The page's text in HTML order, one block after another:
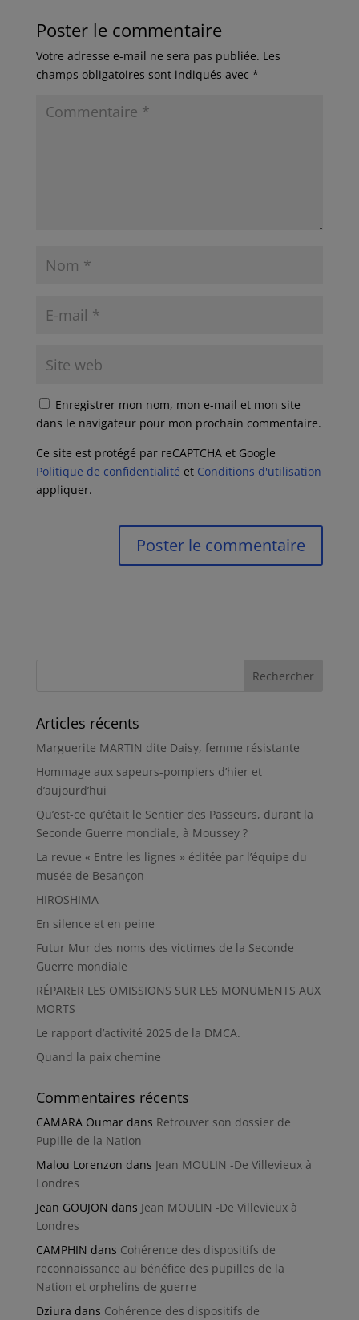
Poster le commentaire
Votre adresse e-mail ne sera pas publiée. Les
champs obligatoires sont indiqués avec *
Enregistrer mon nom, mon e-mail et mon site
dans le navigateur pour mon prochain commentaire.
Ce site est protégé par reCAPTCHA et Google
Politique de confidentialité et Conditions d'utilisation
appliquer.
Articles récents
Marguerite MARTIN dite Daisy, femme résistante
Hommage aux sapeurs-pompiers d’hier et
d’aujourd’hui
Qu’est-ce qu’était le Sentier des Passeurs, durant la
Seconde Guerre mondiale, à Moussey ?
La revue « Entre les lignes » éditée par l’équipe du
musée de Besançon
HIROSHIMA
En silence et en peine
Futur Mur des noms des victimes de la Seconde
Guerre mondiale
RÉPARER LES OMISSIONS SUR LES MONUMENTS AUX
MORTS
Le rapport d’activité 2025 de la DMCA.
Quand la paix chemine
Commentaires récents
CAMARA Oumardans Retrouver son dossier de
Pupille de la Nation
Malou Lorenzon dans Jean MOULIN -De Villevieux à
Londres
Jean GOUJON dans Jean MOULIN -De Villevieux à
Londres
CAMPHIN dans Cohérence des dispositifs de
reconnaissance au bénéfice des pupilles de la
Nation et orphelins de guerre
Dziura dans Cohérence des dispositifs de